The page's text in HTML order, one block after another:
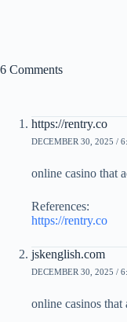
6 Comments
https://rentry.co
DECEMBER 30, 2025 /
online casino that
References:
https://rentry.co
jskenglish.com
DECEMBER 30, 2025 /
online casinos that